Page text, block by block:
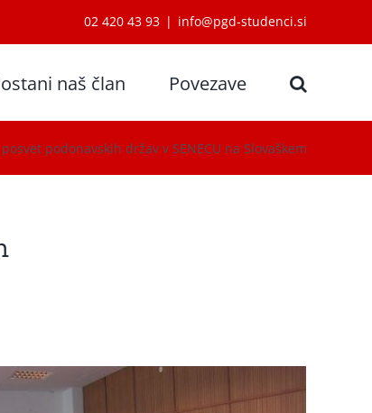
02 420 43 93 | info@pgd-studenci.si
naš član Povezave
podonavskih držav v SENECU na Slovaškem